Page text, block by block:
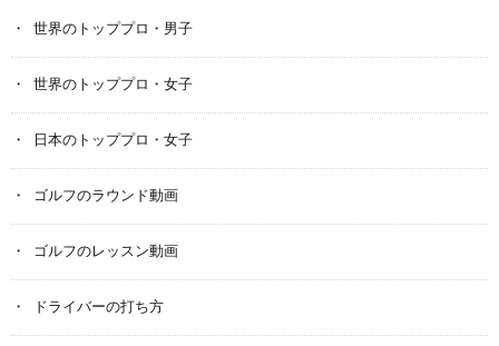
世界のトッププロ・男子
世界のトッププロ・女子
日本のトッププロ・女子
ゴルフのラウンド動画
ゴルフのレッスン動画
ドライバーの打ち方